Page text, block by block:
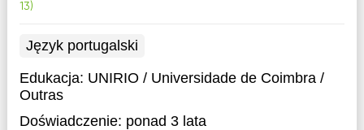
13)
Język portugalski
Edukacja: UNIRIO / Universidade de Coimbra /
Outras
Doświadczenie: ponad 3 lata